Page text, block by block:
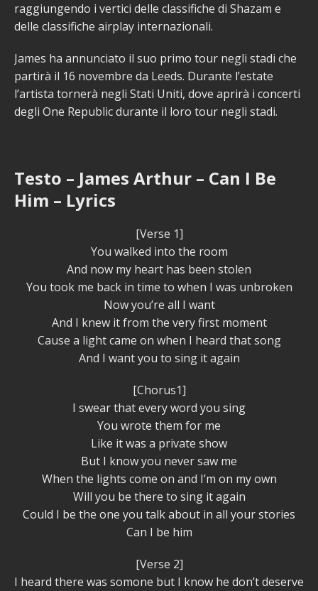
raggiungendo i vertici delle classifiche di Shazam e
delle classifiche airplay internazionali.
James ha annunciato il suo primo tour negli stadi che
partirà il 16 novembre da Leeds. Durante l’estate
l’artista tornerà negli Stati Uniti, dove aprirà i concerti
degli One Republic durante il loro tour negli stadi.
Testo – James Arthur – Can I Be
Him – Lyrics
[Verse 1]
You walked into the room
And now my heart has been stolen
You took me back in time to when I was unbroken
Now you’re all I want
And I knew it from the very first moment
Cause a light came on when I heard that song
And I want you to sing it again
[Chorus1]
I swear that every word you sing
You wrote them for me
Like it was a private show
But I know you never saw me
When the lights come on and I’m on my own
Will you be there to sing it again
Could I be the one you talk about in all your stories
Can I be him
[Verse 2]
I heard there was somone but I know he don’t deserve